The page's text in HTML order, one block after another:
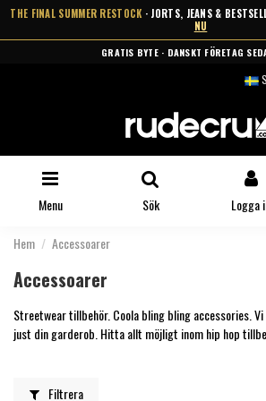
THE FINAL SUMMER RESTOCK · JORTS, JEANS &
NU
GRATIS BYTE · DANSKT FÖRETAG
Menu Sök Logga
Hem Accessoarer
Accessoarer
Streetwear tillbehör. Coola bling bling accessories.
just din garderob. Hitta allt möjligt inom hip hop
Filtrera